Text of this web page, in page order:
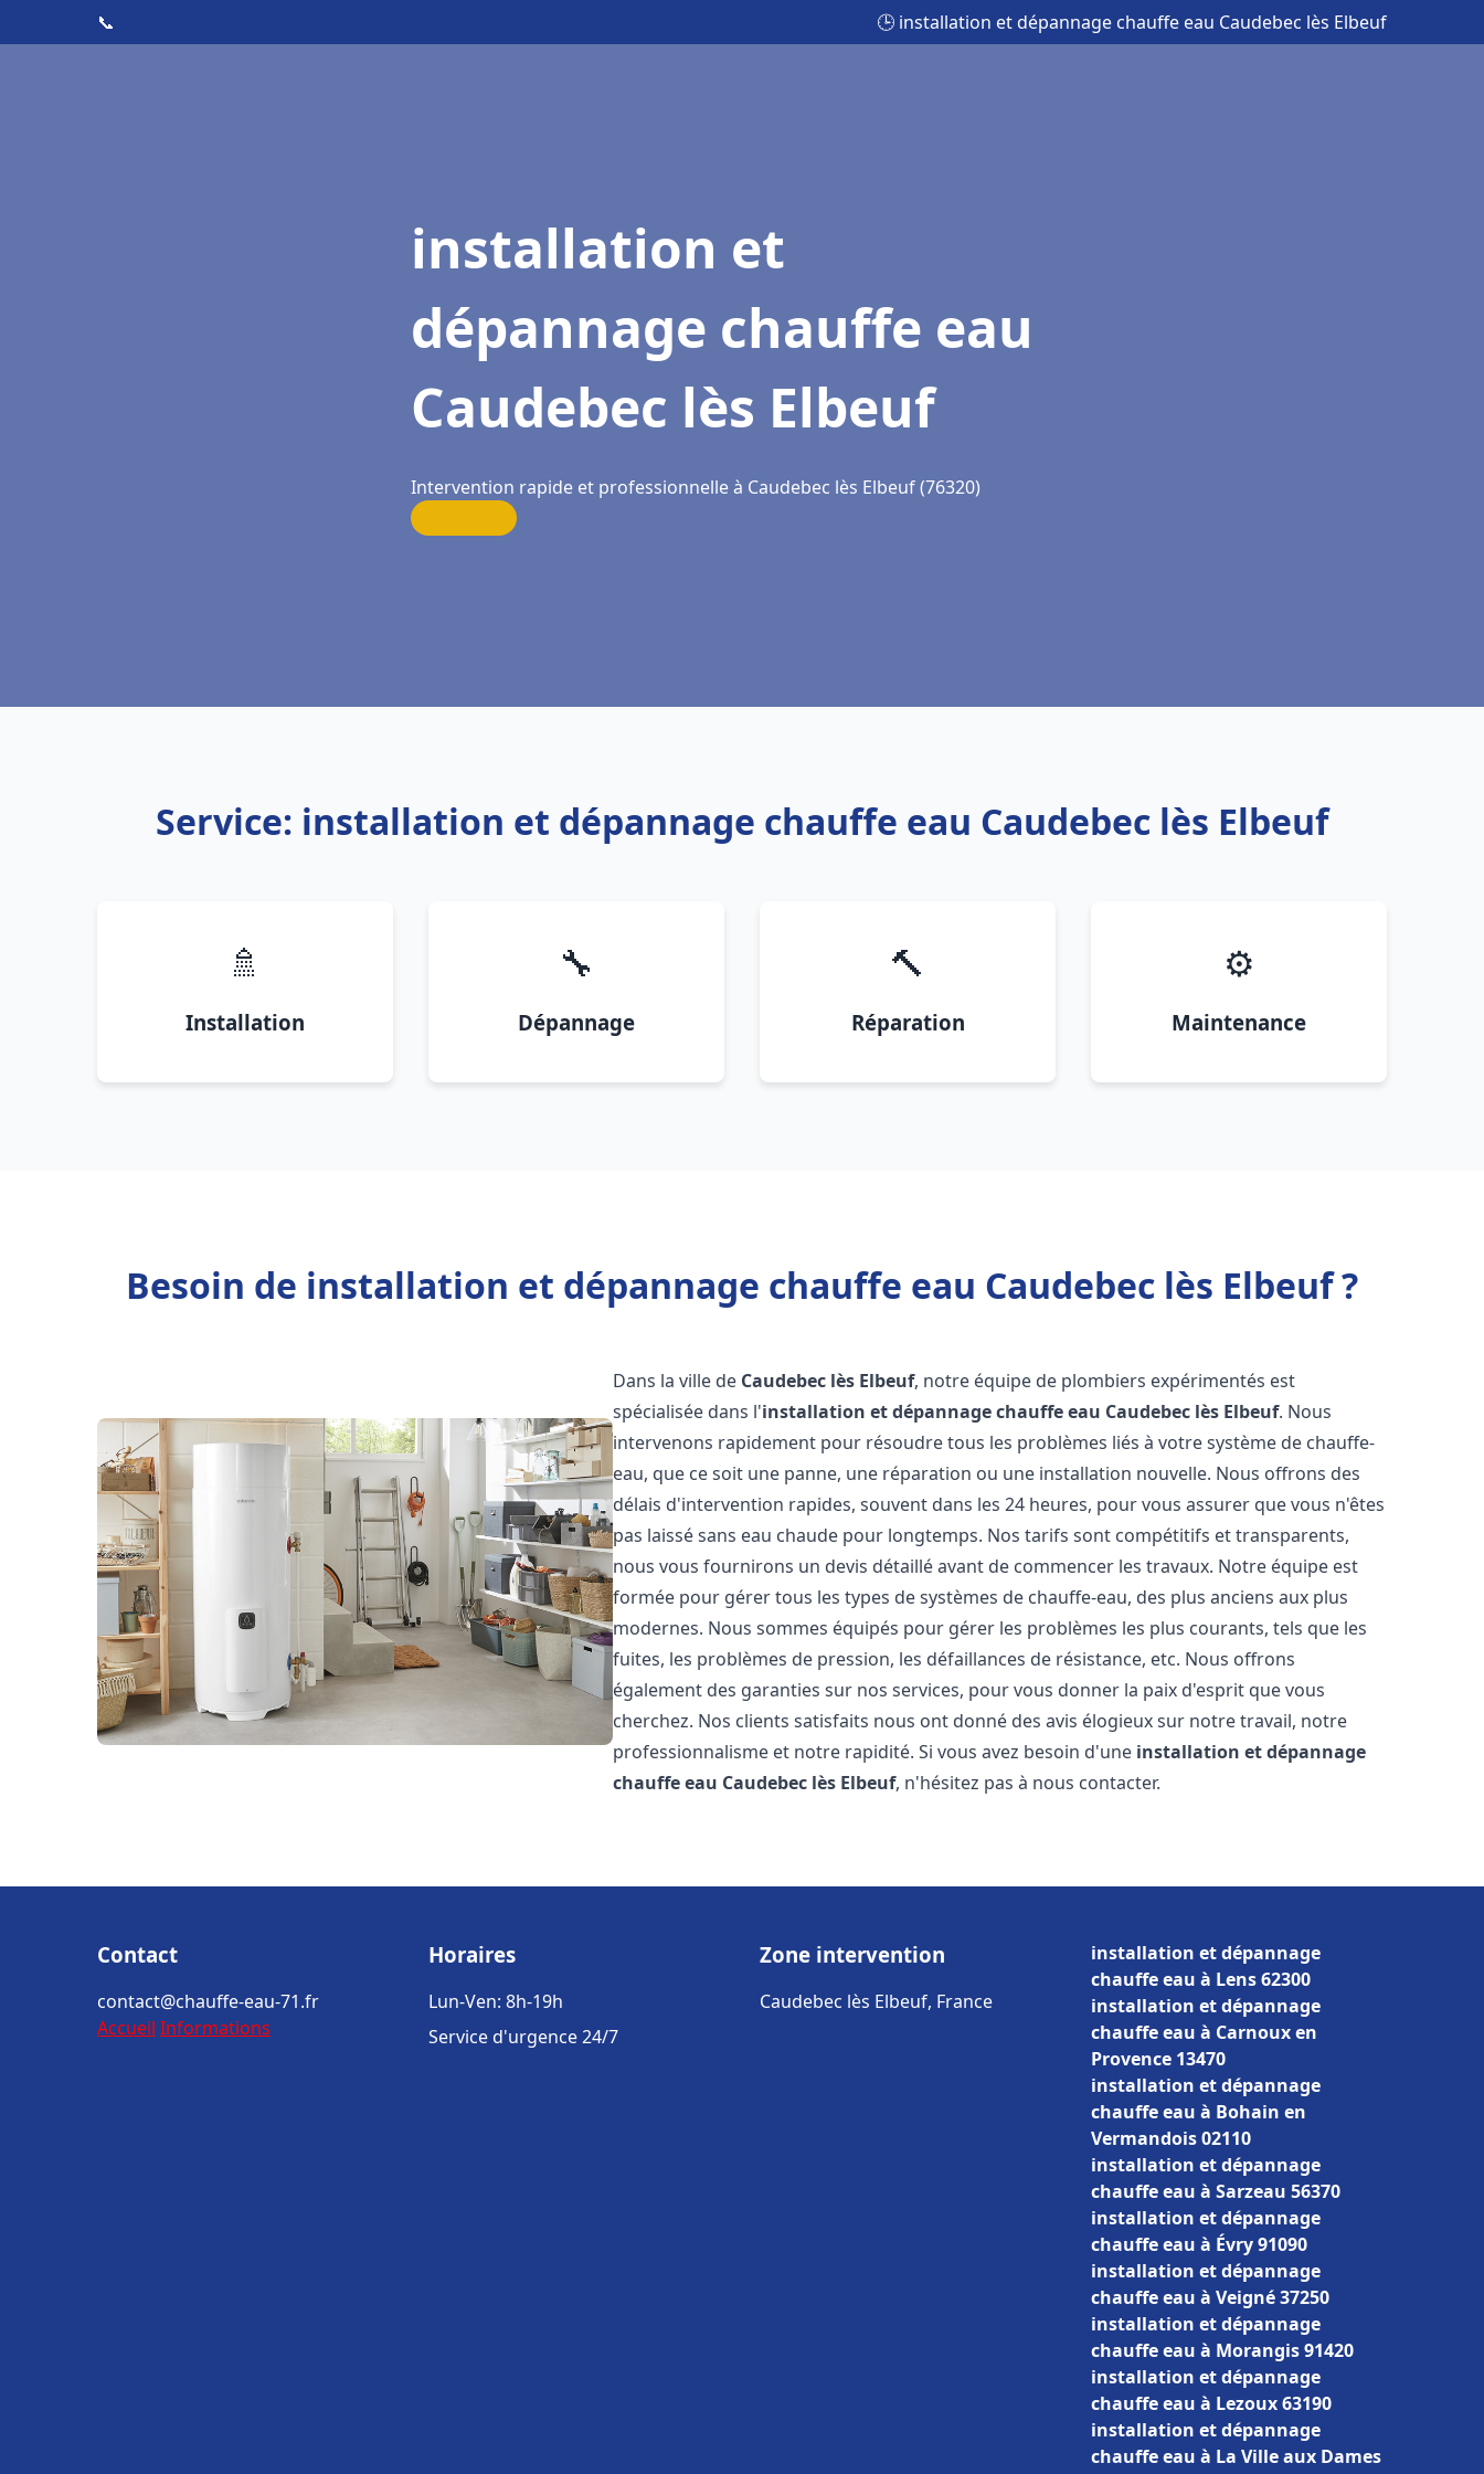
📞 🕒 installation et dépannage chauffe eau Caudebec lès Elbeuf
installation et
dépannage chauffe eau
Caudebec lès Elbeuf
Intervention rapide et professionnelle à Caudebec lès Elbeuf (76320)
Service: installation et dépannage chauffe eau Caudebec lès Elbeuf
🚿
Installation
🔧
Dépannage
🔨
Réparation
⚙️
Maintenance
Besoin de installation et dépannage chauffe eau Caudebec lès Elbeuf ?
Dans la ville de Caudebec lès Elbeuf, notre équipe de plombiers expérimentés est
spécialisée dans l'installation et dépannage chauffe eau Caudebec lès Elbeuf. Nous
intervenons rapidement pour résoudre tous les problèmes liés à votre système de chauffe-
eau, que ce soit une panne, une réparation ou une installation nouvelle. Nous offrons des
délais d'intervention rapides, souvent dans les 24 heures, pour vous assurer que vous n'êtes
pas laissé sans eau chaude pour longtemps. Nos tarifs sont compétitifs et transparents,
nous vous fournirons un devis détaillé avant de commencer les travaux. Notre équipe est
formée pour gérer tous les types de systèmes de chauffe-eau, des plus anciens aux plus
modernes. Nous sommes équipés pour gérer les problèmes les plus courants, tels que les
fuites, les problèmes de pression, les défaillances de résistance, etc. Nous offrons
également des garanties sur nos services, pour vous donner la paix d'esprit que vous
cherchez. Nos clients satisfaits nous ont donné des avis élogieux sur notre travail, notre
professionnalisme et notre rapidité. Si vous avez besoin d'une installation et dépannage
chauffe eau Caudebec lès Elbeuf, n'hésitez pas à nous contacter.
Contact
contact@chauffe-eau-71.fr
Accueil Informations
Horaires
Lun-Ven: 8h-19h
Service d'urgence 24/7
Zone intervention
Caudebec lès Elbeuf, France
installation et dépannage
chauffe eau à Lens 62300
installation et dépannage
chauffe eau à Carnoux en
Provence 13470
installation et dépannage
chauffe eau à Bohain en
Vermandois 02110
installation et dépannage
chauffe eau à Sarzeau 56370
installation et dépannage
chauffe eau à Évry 91090
installation et dépannage
chauffe eau à Veigné 37250
installation et dépannage
chauffe eau à Morangis 91420
installation et dépannage
chauffe eau à Lezoux 63190
installation et dépannage
chauffe eau à La Ville aux Dames